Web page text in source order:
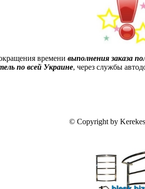
времени выполнения заказа
по всей Украине, через службы
© Copyright by